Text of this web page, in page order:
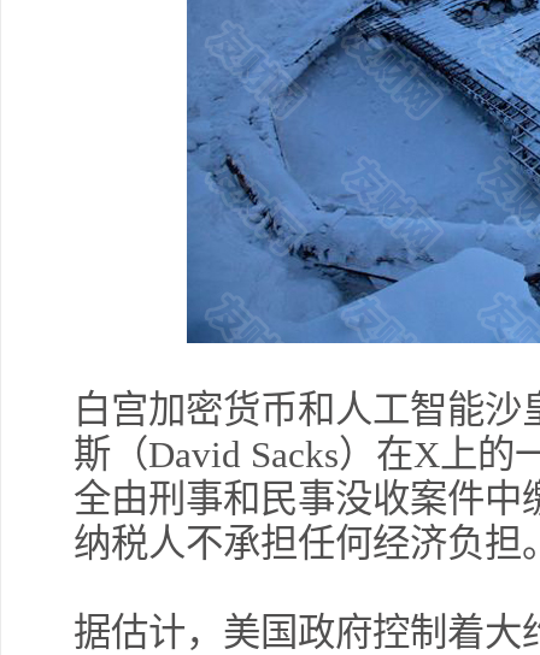
白宫加密货币和人工智能沙
斯（David Sacks）在X上
全由刑事和民事没收案件
纳税人不承担任何经济负担
据估计，美国政府控制着大